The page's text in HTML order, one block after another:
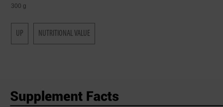
300 g
UP NUTRITIONAL VALUE